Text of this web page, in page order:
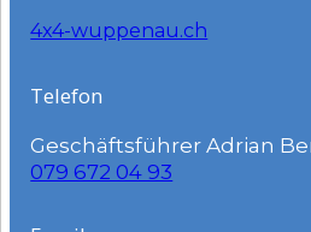
4x4-wuppenau.ch
Telefon
Geschäftsführer Adrian
079 672 04 93